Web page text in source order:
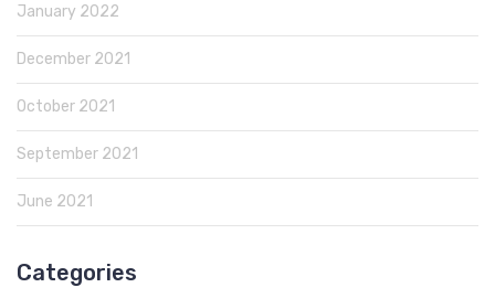
January 2022
December 2021
October 2021
September 2021
June 2021
Categories